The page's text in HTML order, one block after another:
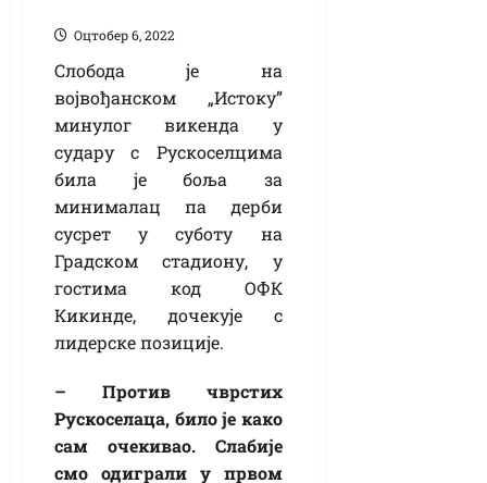
Оцтобер 6, 2022
Слобода је на
војвођанском „Истоку”
минулог викенда у
судару с Рускоселцима
била је боља за
минималац па дерби
сусрет у суботу на
Градском стадиону, у
гостима код ОФК
Кикинде, дочекује с
лидерске позиције.
– Против чврстих
Рускоселаца, било је како
сам очекивао. Слабије
смо одиграли у првом